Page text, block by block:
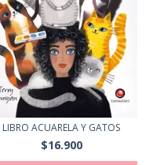
LIBRO ACUARELA Y GATOS
$16.900